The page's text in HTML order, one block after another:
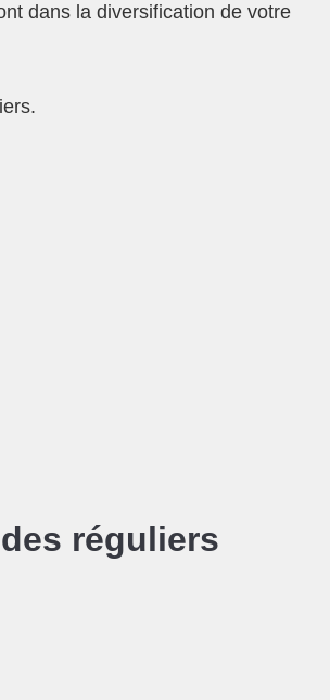
dans la diversification de votre
réguliers